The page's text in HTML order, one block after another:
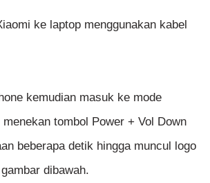
ke laptop menggunakan kabel
kemudian masuk ke mode
tombol Power + Vol Down
beberapa detik hingga muncul logo
dibawah.